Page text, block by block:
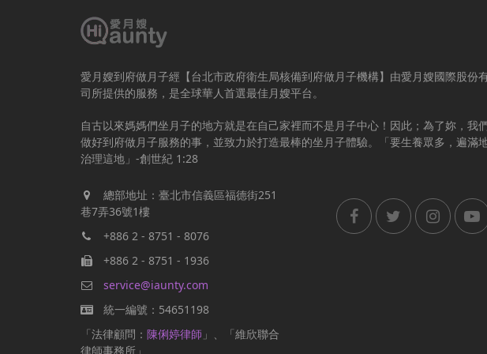
愛月嫂到府做月子經【台北市政府衛生局核備到府做月子機構】由愛月嫂國際股份
司所提供的服務，是全球華人首選最佳月嫂平台。
自古以來媽媽們坐月子的地方就是在自己家裡而不是月子中心！因此；為了妳，我
做好到府做月子服務的事，並致力於打造最棒的坐月子體驗。「要生養眾多，遍滿
治理這地」-創世紀 1:28
總部地址：臺北市信義區福德街251
巷7弄36號1樓
+886 2 - 8751 - 8076
+886 2 - 8751 - 1936
service@iaunty.com
統一編號：54651198
「法律顧問： 陳俐婷律師 」、「維欣聯合
律師事務所」